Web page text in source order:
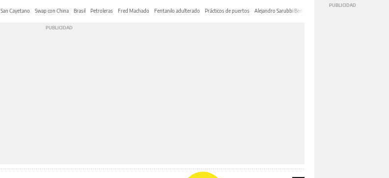
San Cayetano Swap con China Brasil Petroleras Fred Machado Fentanilo adulterado Prácticos de puertos Alejandro Sarubbi Benítez